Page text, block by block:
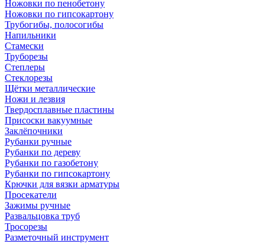
Ножовки по пенобетону
Ножовки по гипсокартону
Трубогибы, полосогибы
Напильники
Стамески
Труборезы
Степлеры
Стеклорезы
Щётки металлические
Ножи и лезвия
Твердосплавные пластины
Присоски вакуумные
Заклёпочники
Рубанки ручные
Рубанки по дереву
Рубанки по газобетону
Рубанки по гипсокартону
Крючки для вязки арматуры
Просекатели
Зажимы ручные
Развальцовка труб
Тросорезы
Разметочный инструмент